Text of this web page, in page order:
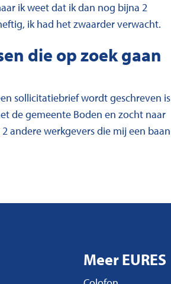
ik weet dat ik dan nog bijna 2
ik had het zwaarder verwacht.
die op zoek gaan
sollicitatiebrief wordt geschreven is
de gemeente Boden en zocht naar
andere werkgevers die mij een baan
Meer EURES